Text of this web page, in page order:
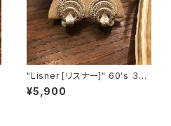
"Lisner [リスナー]" 60's ３つ
の輪を葉っぱで結んだようなヴ
¥5,900